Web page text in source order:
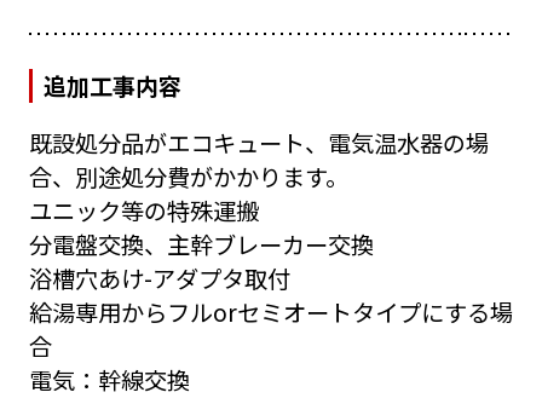
追加工事内容
既設処分品がエコキュート、電気温水器の場
合、別途処分費がかかります。
ユニック等の特殊運搬
分電盤交換、主幹ブレーカー交換
浴槽穴あけ-アダプタ取付
給湯専用からフルorセミオートタイプにする場
合
電気：幹線交換